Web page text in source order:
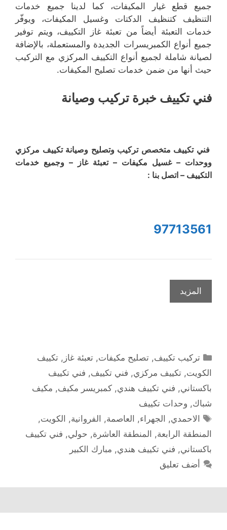
جميع قطع غيار المكيفات، كما لدينا جميع خدمات
التنظيف كتنظيف الدكتات وغسيل المكيفات، ويوفّر
خدمات التعبئة أيضاً من تعبئة غاز التكييف، ويتم توفير
جميع أنواع الكمبريسرات الجديدة والمستعملة، بالإضافة
لصيانة شاملة لجميع أنواع التكييف المركزي مع التركيب
حيث أنها من ضمن خدمات تصليح المكيفات.
فني تكييف خبرة تركيب وصيانة
فني تكييف متخصص تركيب وتصليح وصيانة تكييف مركزي
ووحدات – غسيل مكيفات – تعبئة غاز – وجميع خدمات
التكييف – اتصل بنا :
97713561
المزيد
التصنيفات
تركيب تكييف,تصليح مكيفات,تعبئة غاز ,تكييف
الكويت, تكييف مركزي, فني تكييف, فني تكييف
باكستاني, فني تكييف هندي, كمبريسر مكيف, مكيف
شباك, وحدات تكييف
الوسوم
الاحمدي, الجهراء, العاصمة, الفروانية, الكويت,
المنطقة الرابعة, المنطقة العاشرة, حولي, فني تكييف
باكستاني, فني تكييف هندي, مبارك الكبير
أضف تعليق